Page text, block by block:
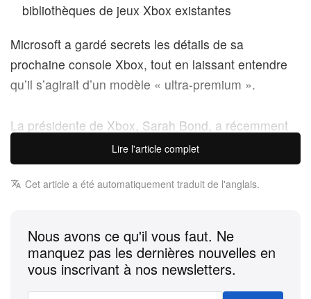
bibliothèques de jeux Xbox existantes
Microsoft a gardé secrets les détails de sa
prochaine console Xbox, tout en laissant entendre
qu’il s’agirait d’un modèle « ultra-premium ».
La présidente de Xbox, Sarah Bond, a récemment
apporté des précisions lors d’une interview,
déclarant : « La prochaine console offrira une
expérience très premium, très haut de gamme,
lancée et affichée à 1 000 $, comme un indicateur
de cette orientation.
Lire l'article complet
Cet article a été automatiquement traduit de l'anglais.
Nous avons ce qu'il vous faut. Ne
manquez pas les dernières nouvelles en
vous inscrivant à nos newsletters.